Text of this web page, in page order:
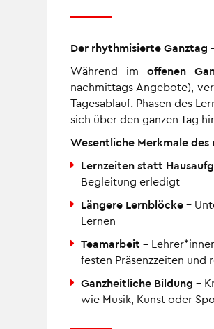
Der rhythmisierte Ganztag
Während imoffenen
nachmittags Angebote),
Tagesablauf. Phasen des
sich über den ganzen Tag
Wesentliche Merkmale
Lernzeiten statt
Begleitung erledigt
Längere Lernblöcke–
Lernen
Teamarbeit –
festen Präsenzzeiten und
Ganzheitliche Bildung –
wie Musik, Kunst oder